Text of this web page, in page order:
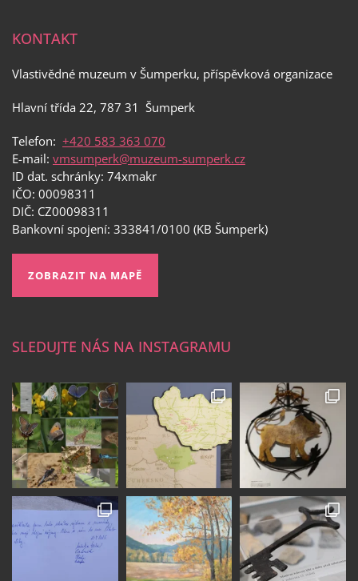
KONTAKT
Vlastivědné muzeum v Šumperku, příspěvková organizace
Hlavní třída 22, 787 31 Šumperk
Telefon: +420 583 363 070
E-mail: vmsumperk@muzeum-sumperk.cz
ID dat. schránky: 74xmakr
IČO: 00098311
DIČ: CZ00098311
Bankovní spojení: 333841/0100 (KB Šumperk)
ZOBRAZIT NA MAPĚ
SLEDUJTE NÁS NA INSTAGRAMU